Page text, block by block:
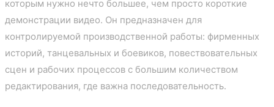
которым нужно нечто большее, чем просто короткие
демонстрации видео. Он предназначен для
контролируемой производственной работы: фирменных
историй, танцевальных и боевиков, повествовательных
сцен и рабочих процессов с большим количеством
редактирования, где важна последовательность.